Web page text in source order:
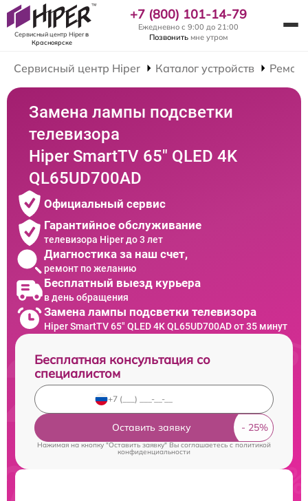
Сервисный центр Hiperв
Красноярске
+7 (800) 101-14-79
Ежедневно с 9:00 до 21:00
Позвонить мне утром
Сервисный центр Hiper Каталог устройств
Замена лампы подсветки
телевизора
Hiper SmartTV 65" QLED 4K
QL65UD700AD
Официальный сервис
Гарантийное обслуживание
телевизора Hiper до 3 лет
Диагностика за наш счет,
ремонт по желанию
Бесплатный выезд курьера
в день обращения
Замена лампы подсветки телевизора
Hiper SmartTV 65" QLED 4K QL65UD700AD от 35 минут
Бесплатная консультация со
специалистом
Оставить заявку
Нажимая на кнопку "Оставить заявку" Вы соглашаетесь cполитикой
конфиденциальности